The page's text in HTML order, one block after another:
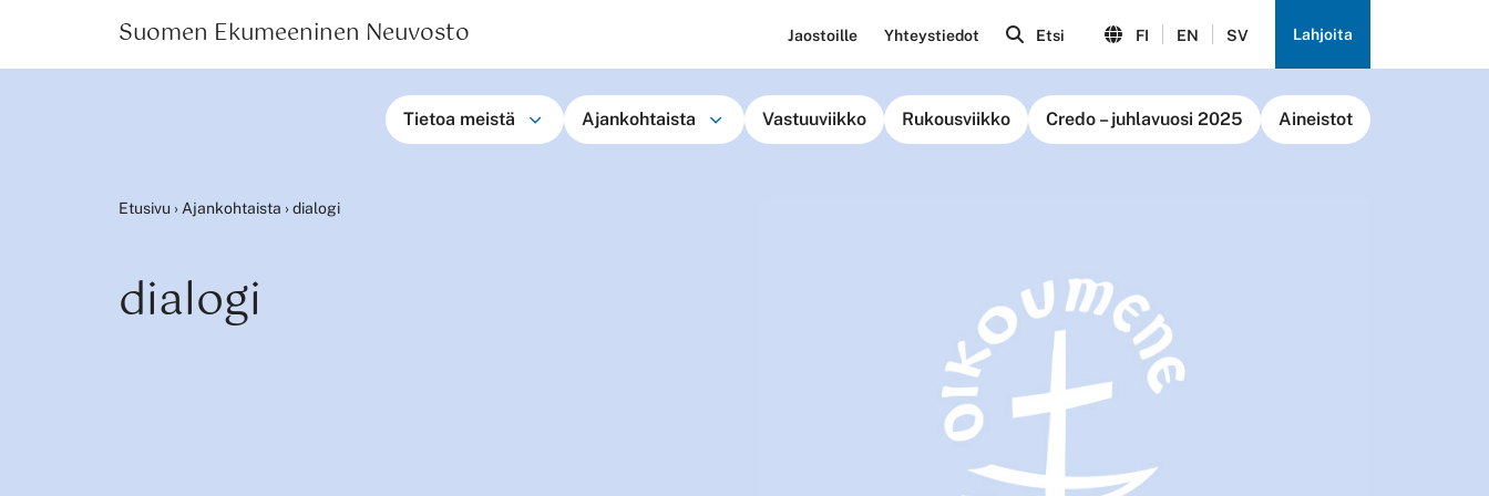
Suomen Ekumeeninen Neuvosto Jaostoille Yhteystiedot Etsi FI EN SV Lahjoita
Tietoa meistä Ajankohtaista Vastuuviikko Rukousviikko Credo – juhlavuosi 2025 Aineistot
Etusivu › Ajankohtaista ›dialogi
dialogi